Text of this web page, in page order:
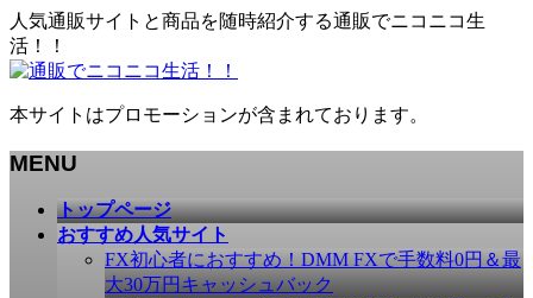
人気通販サイトと商品を随時紹介する通販でニコニコ生
活！！
本サイトはプロモーションが含まれております。
MENU
トップページ
おすすめ人気サイト
FX初心者におすすめ！DMM FXで手数料0円＆最
大30万円キャッシュバック